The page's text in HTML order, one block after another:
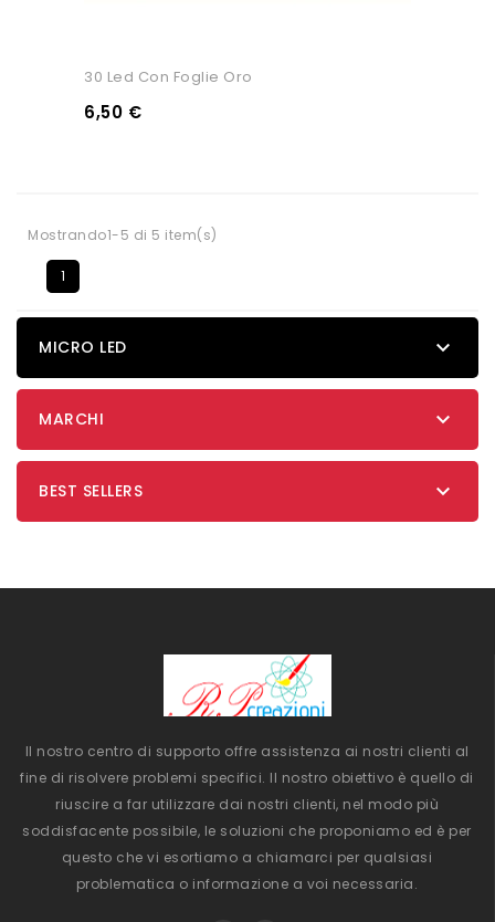
30 Led Con Foglie Oro
6,50 €
Mostrando1-5 di 5 item(s)
1
MICRO LED 
MARCHI 
BEST SELLERS 
Il nostro centro di supporto offre assistenza ai nostri clienti al
fine di risolvere problemi specifici. Il nostro obiettivo è quello di
riuscire a far utilizzare dai nostri clienti, nel modo più
soddisfacente possibile, le soluzioni che proponiamo ed è per
questo che vi esortiamo a chiamarci per qualsiasi
problematica o informazione a voi necessaria.